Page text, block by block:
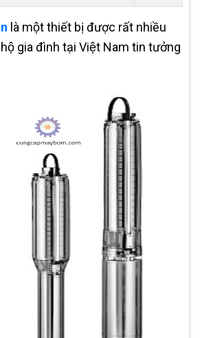
là một thiết bị được rất nhiều
gia đình tại Việt Nam tin tưởng